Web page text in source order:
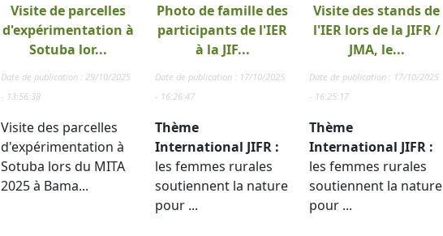
Visite de parcelles
d'expérimentation à
Sotuba lor...
Date de publication : 29/10/2025
- 13:56:38
Visite des parcelles
d'expérimentation à
Sotuba lors du MITA
2025 à Bama...
Photo de famille des
participants de l'IER
à la JIF...
Date de publication : 17/10/2025
- 16:26:47
Thème
International JIFR :
les femmes rurales
soutiennent la nature
pour ...
Visite des stands de
l'IER lors de la JIFR /
JMA, le...
Date de publication : 17/10/2025
- 16:25:17
Thème
International JIFR :
les femmes rurales
soutiennent la nature
pour ...